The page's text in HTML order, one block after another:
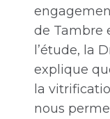
de Tambre
l’étude, la
explique
la
nous